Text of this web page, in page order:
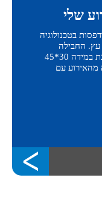
כ- 5 תמונות מודפסות בטכנולוגיה
החבילה
מעולה מהאירוע עם